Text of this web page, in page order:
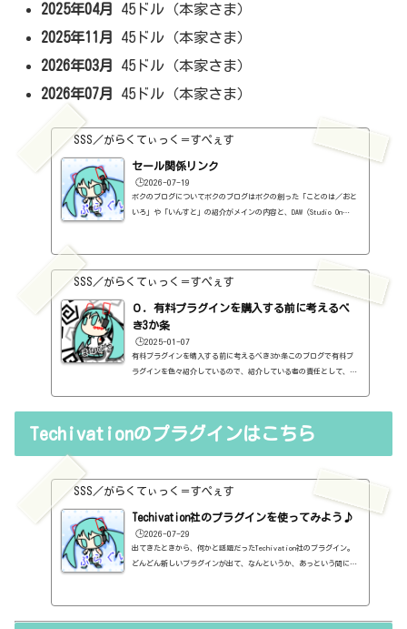
2025年04月
45ドル（本家さま）
2025年11月
45ドル（本家さま）
2026年03月
45ドル（本家さま）
2026年07月
45ドル（本家さま）
SSS／がらくてぃっく＝すぺぇす
セール関係リンク
🕒️2026-07-19
ボクのブログについてボクのブログはボクの創った「ことのは／おと
いろ」や「いんすと」の紹介がメインの内容と、DAW（Studio On
録はしていますし、セールしているプラグインはブログの最初の方に
表示するように（編集したら、自動的に最初の方に表示されてるだけ
ですが・・...
SSS／がらくてぃっく＝すぺぇす
０．有料プラグインを購入する前に考えるべ
き3か条
🕒️2025-01-07
有料プラグインを購入する前に考えるべき3か条このブログで有料プ
ラグインを色々紹介しているので、紹介している者の責任として、有
ンの中には、なぜ、これが無料なんだろう？と驚くような性能のもの
もの...
Techivationのプラグインはこちら
SSS／がらくてぃっく＝すぺぇす
Techivation社のプラグインを使ってみよう♪
🕒️2026-07-29
出てきたときから、何かと話題だったTechivation社のプラグイン。
どんどん新しいプラグインが出て、なんというか、あっという間に、